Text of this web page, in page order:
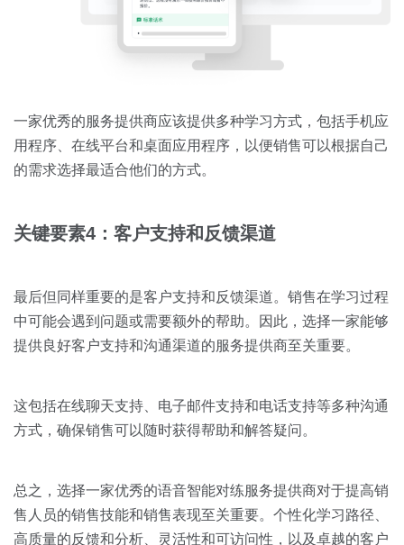
一家优秀的服务提供商应该提供多种学习方式，包括手机应
用程序、在线平台和桌面应用程序，以便销售可以根据自己
的需求选择最适合他们的方式。
关键要素4：客户支持和反馈渠道
最后但同样重要的是客户支持和反馈渠道。销售在学习过程
中可能会遇到问题或需要额外的帮助。因此，选择一家能够
提供良好客户支持和沟通渠道的服务提供商至关重要。
这包括在线聊天支持、电子邮件支持和电话支持等多种沟通
方式，确保销售可以随时获得帮助和解答疑问。
总之，选择一家优秀的语音智能对练服务提供商对于提高销
售人员的销售技能和销售表现至关重要。个性化学习路径、
高质量的反馈和分析、灵活性和可访问性，以及卓越的客户